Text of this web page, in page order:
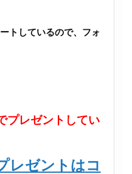
トしているので、フォ
プレゼントしてい
レゼントはコ